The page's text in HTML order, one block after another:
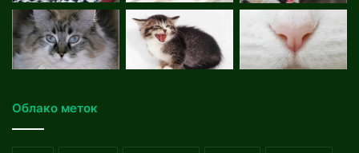
Облако меток